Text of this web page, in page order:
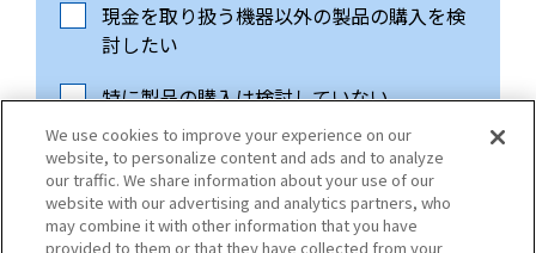
現金を取り扱う機器以外の製品の購入を検
討したい
特に製品の購入は検討していない
copyright(C) GLORY LTD. All Rights Reserved
We use cookies to improve your experience on our
website, to personalize content and ads and to analyze
our traffic. We share information about your use of our
website with our advertising and analytics partners, who
may combine it with other information that you have
provided to them or that they have collected from your